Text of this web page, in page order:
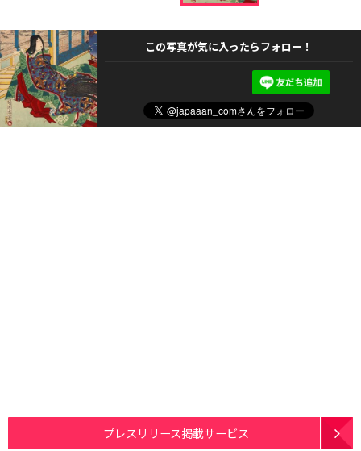
この写真が気に入ったらフォロー！
プレスリリース掲載サービス